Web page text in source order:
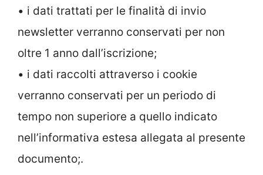
• i dati trattati per le finalità di invio
newsletter verranno conservati per non
oltre 1 anno dall’iscrizione;
• i dati raccolti attraverso i cookie
verranno conservati per un periodo di
tempo non superiore a quello indicato
nell’informativa estesa allegata al presente
documento;.